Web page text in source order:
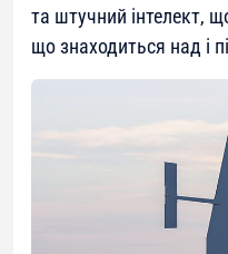
та штучний інтелект,
що знаходиться над і